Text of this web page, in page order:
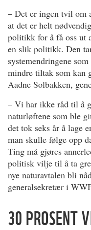
– Det er ingen tvil om
at det er helt
politikk for å få oss ut
en slik politikk. Den
systemendringene
mindre tiltak som kan
Aadne Solbakken,
– Vi har ikke råd til å
naturløftene som ble
det tok seks år å lage
man skulle følge opp
Ting må gjøres
politisk vilje til å ta
nye naturavtalen bli
generalsekretær i
30 PROSENT